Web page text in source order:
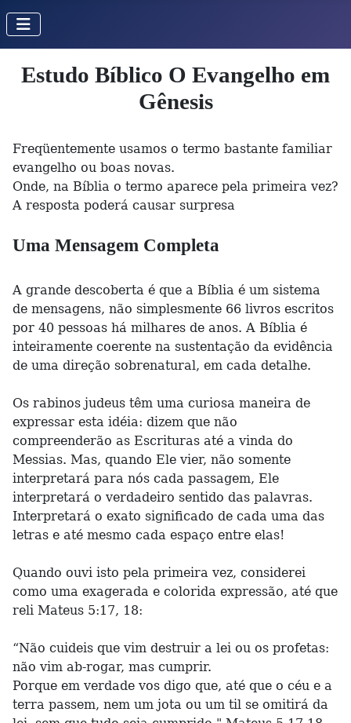
Estudo Bíblico O Evangelho em
Gênesis
Freqüentemente usamos o termo bastante familiar
evangelho ou boas novas.
Onde, na Bíblia o termo aparece pela primeira vez?
A resposta poderá causar surpresa
Uma Mensagem Completa
A grande descoberta é que a Bíblia é um sistema
de mensagens, não simplesmente 66 livros escritos
por 40 pessoas há milhares de anos. A Bíblia é
inteiramente coerente na sustentação da evidência
de uma direção sobrenatural, em cada detalhe.
Os rabinos judeus têm uma curiosa maneira de
expressar esta idéia: dizem que não
compreenderão as Escrituras até a vinda do
Messias. Mas, quando Ele vier, não somente
interpretará para nós cada passagem, Ele
interpretará o verdadeiro sentido das palavras.
Interpretará o exato significado de cada uma das
letras e até mesmo cada espaço entre elas!
Quando ouvi isto pela primeira vez, considerei
como uma exagerada e colorida expressão, até que
reli Mateus 5:17, 18:
“Não cuideis que vim destruir a lei ou os profetas:
não vim ab-rogar, mas cumprir.
Porque em verdade vos digo que, até que o céu e a
terra passem, nem um jota ou um til se omitirá da